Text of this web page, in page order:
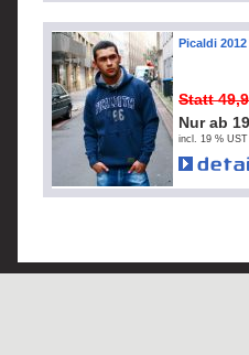
Picaldi
Statt
Nur ab
incl. 19 %